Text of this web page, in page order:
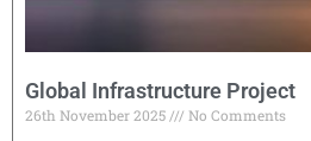
Global Infrastructure Project
26th November 2025
No Comments